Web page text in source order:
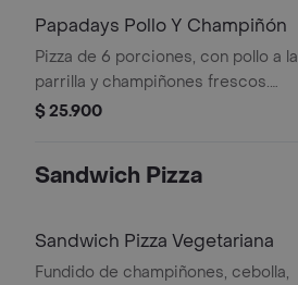
Papadays Pollo Y Champiñón
Pizza de 6 porciones, con pollo a la
parrilla y champiñones frescos.
Incluye Salsa de Ajo, Sazonador
$ 25.900
Sandwich Pizza
Sandwich Pizza Vegetariana
Fundido de champiñones, cebolla,